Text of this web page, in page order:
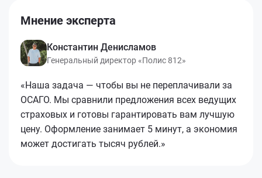
Мнение эксперта
Константин Денисламов
Генеральный директор «Полис 812»
«Наша задача — чтобы вы не переплачивали за
ОСАГО. Мы сравнили предложения всех ведущих
страховых и готовы гарантировать вам лучшую
цену. Оформление занимает 5 минут, а экономия
может достигать тысяч рублей.»